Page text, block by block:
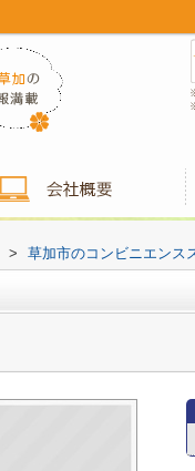
> 草加市のコンビニエンス